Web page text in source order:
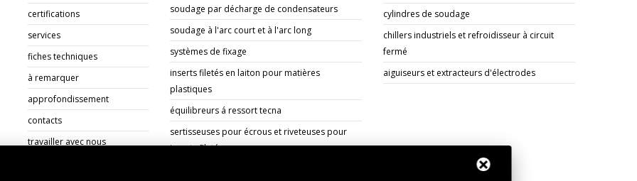
certifications
services
fiches techniques
à remarquer
approfondissement
contacts
travailler avec nous
soudage par décharge de condensateurs
soudage à l'arc court et à l'arc long
systèmes de fixage
inserts filetés en laiton pour matières
plastiques
équilibreurs á ressort tecna
sertisseuses pour écrous et riveteuses pour
inserts filetés
cylindres de soudage
chillers industriels et refroidisseur à circuit
fermé
aiguiseurs et extracteurs d'électrodes